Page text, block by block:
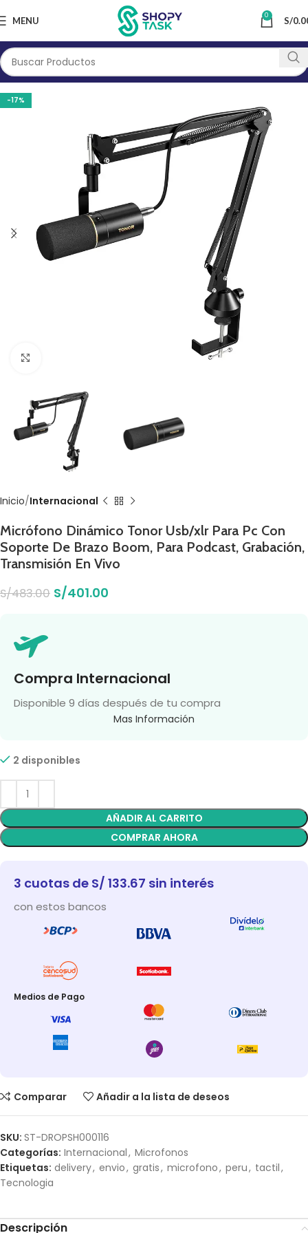
MENU 0 S/
-17%
Inicio Internacional
Micrófono Dinámico Tonor Usb/xlr Para Pc Con
Soporte De Brazo Boom, Para Podcast, Grabación,
Transmisión En Vivo
S/483.00 S/401.00
Compra Internacional
Disponible 9 días después de tu compra
Mas Información
2 disponibles
AÑADIR AL CARRITO
COMPRAR AHORA
3 cuotas de S/ 133.67 sin interés
con estos bancos
Medios de Pago
Comparar Añadir a la lista de deseos
SKU: ST-DROPSH000116
Categorías: Internacional, Microfonos
Etiquetas: delivery, envio, gratis, microfono, peru, tactil,
Tecnologia
Descripción